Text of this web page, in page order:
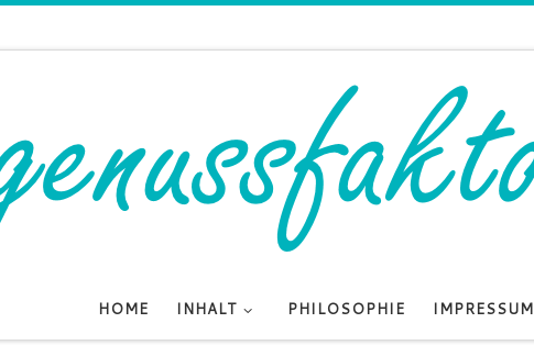
HOME INHALT PHILOSOPHIE IMPRESSUM